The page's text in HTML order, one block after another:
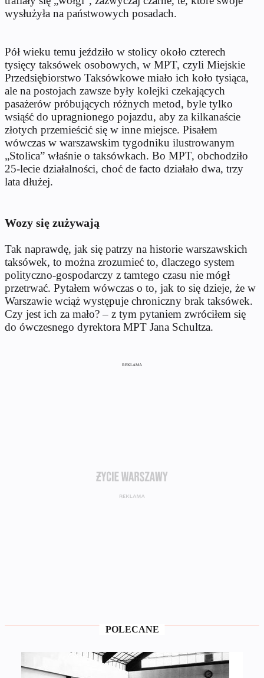
wysłużyła na państwowych posadach.
Pół wieku temu jeździło w stolicy około czterech
tysięcy taksówek osobowych, w MPT, czyli Miejskie
Przedsiębiorstwo Taksówkowe miało ich koło tysiąca,
ale na postojach zawsze były kolejki czekających
pasażerów próbujących różnych metod, byle tylko
wsiąść do upragnionego pojazdu, aby za kilkanaście
złotych przemieścić się w inne miejsce. Pisałem
wówczas w warszawskim tygodniku ilustrowanym
„Stolica” właśnie o taksówkach. Bo MPT, obchodziło
25-lecie działalności, choć de facto działało dwa, trzy
lata dłużej.
Wozy się zużywają
Tak naprawdę, jak się patrzy na historie warszawskich
taksówek, to można zrozumieć to, dlaczego system
polityczno-gospodarczy z tamtego czasu nie mógł
przetrwać. Pytałem wówczas o to, jak to się dzieje, że w
Warszawie wciąż występuje chroniczny brak taksówek.
Czy jest ich za mało? – z tym pytaniem zwróciłem się
do ówczesnego dyrektora MPT Jana Schultza.
REKLAMA
POLECANE